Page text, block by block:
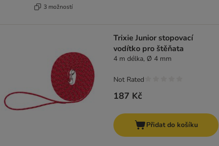
3 možností
Trixie Junior stopovací
vodítko pro štěňata
4 m délka, Ø 4 mm
187 Kč
Not Rated
Přidat do košíku